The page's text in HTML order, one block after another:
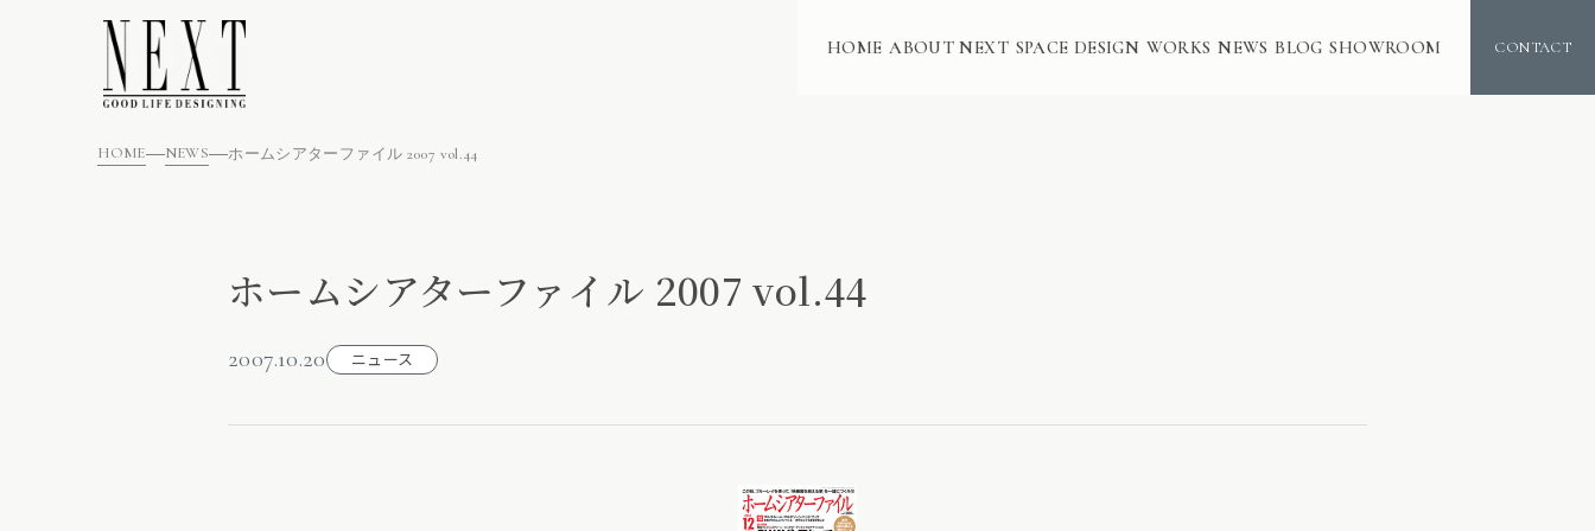
HOME ABOUT NEXT SPACE DESIGN WORKS NEWS BLOG SHOWROOM CONTACT
HOME NEWS ホームシアターファイル 2007 vol.44
ホームシアターファイル 2007 vol.44
2007.10.20 ニュース